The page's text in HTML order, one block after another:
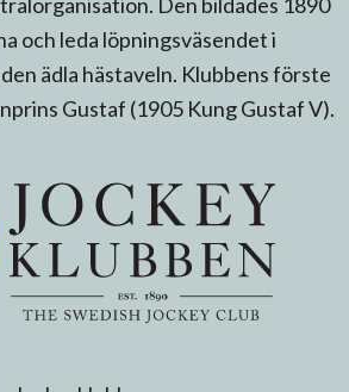
och leda löpningsväsendet i
ädla hästaveln. Klubbens förste
Gustaf (1905 Kung Gustaf V).